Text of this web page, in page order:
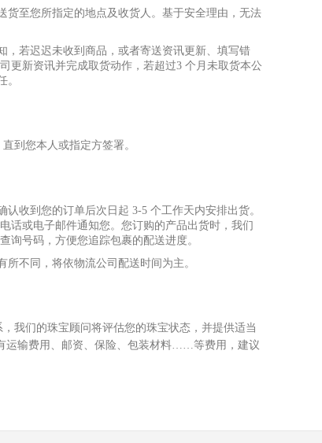
货⾄您所指定的地点及收货⼈ 。基于安全理由，无法
，若迟迟未收到商品，或者寄送资讯更新、填写错
新资讯并完成取货动作，若超过3 个⽉ 未取货本公
。
到您本 ⼈或指定⽅签署。
认收到您的订单后次 ⽇ 起 3-5 个⼯作天内安排出货。
话或电⼦邮件通知您。您订购的产品出货时，我们
询号码， ⽅便您追踪包裹的配送进度。
不同，将依物流公司配送时间为主。
我们的珠宝顾问将评估您的珠宝状态，并提供适当
运输费⽤ 、邮资、保险、包装材料……等费⽤ ，建议